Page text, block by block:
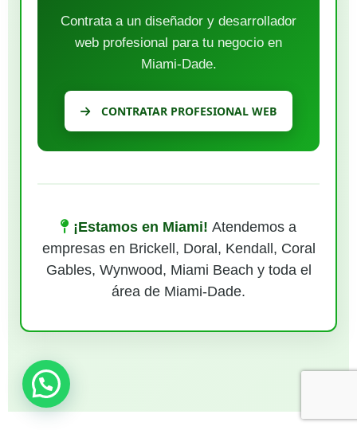
Contrata a un diseñador y desarrollador
web profesional para tu negocio en
Miami-Dade.
CONTRATAR PROFESIONAL WEB
¡Estamos en Miami! Atendemos a
empresas en Brickell, Doral, Kendall, Coral
Gables, Wynwood, Miami Beach y toda el
área de Miami-Dade.